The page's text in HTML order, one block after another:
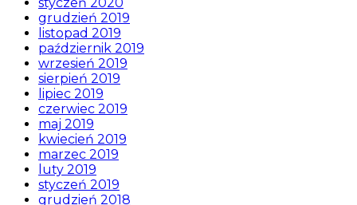
grudzień 2019
listopad 2019
październik 2019
wrzesień 2019
sierpień 2019
lipiec 2019
czerwiec 2019
maj 2019
kwiecień 2019
marzec 2019
luty 2019
styczeń 2019
grudzień 2018